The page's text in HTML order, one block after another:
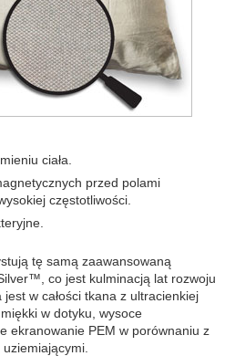
ciała.
przed polami
częstotliwości.
tę samą zaawansowaną
co jest kulminacją lat rozwoju
w całości tkana z ultracienkiej
w dotyku, wysoce
ekranowanie PEM w porównaniu z